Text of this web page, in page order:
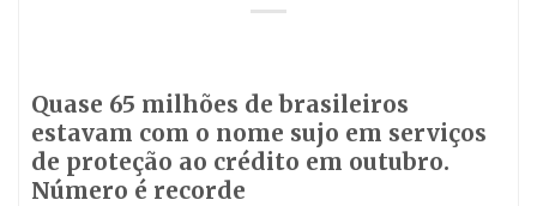
Quase 65 milhões de brasileiros
estavam com o nome sujo em serviços
de proteção ao crédito em outubro.
Número é recorde